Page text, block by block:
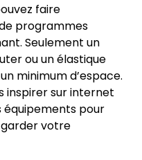
faire
programmes
Seulement un
ou un élastique
minimum d’espace.
inspirer sur internet
équipements pour
votre